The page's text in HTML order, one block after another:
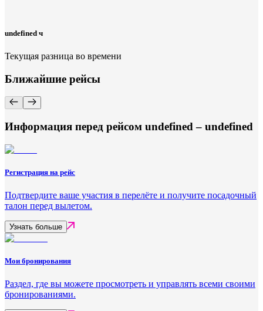
undefined ч
Текущая разница во времени
Ближайшие рейсы
Информация перед рейсом undefined – undefined
Регистрация на рейс
Подтвердите ваше участия в перелёте и получите посадочный
талон перед вылетом.
Узнать больше
Мои бронирования
Раздел, где вы можете просмотреть и управлять всеми своими
бронированиями.